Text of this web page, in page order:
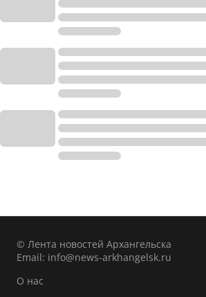
© Лента новостей Архангельска
Email: info@news-arkhangelsk.ru
О нас